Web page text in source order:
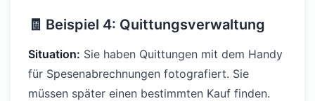
🧾 Beispiel 4: Quittungsverwaltung
Situation: Sie haben Quittungen mit dem Handy
für Spesenabrechnungen fotografiert. Sie
müssen später einen bestimmten Kauf finden.